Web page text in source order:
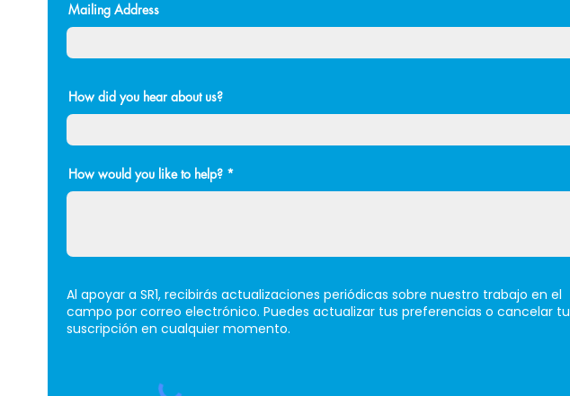
Mailing Address
How did you hear about us?
How would you like to help?
Al apoyar a SR1, recibirás actualizaciones periódicas sobre nuestro trabajo en el
campo por correo electrónico. Puedes actualizar tus preferencias o cancelar tu
suscripción en cualquier momento.